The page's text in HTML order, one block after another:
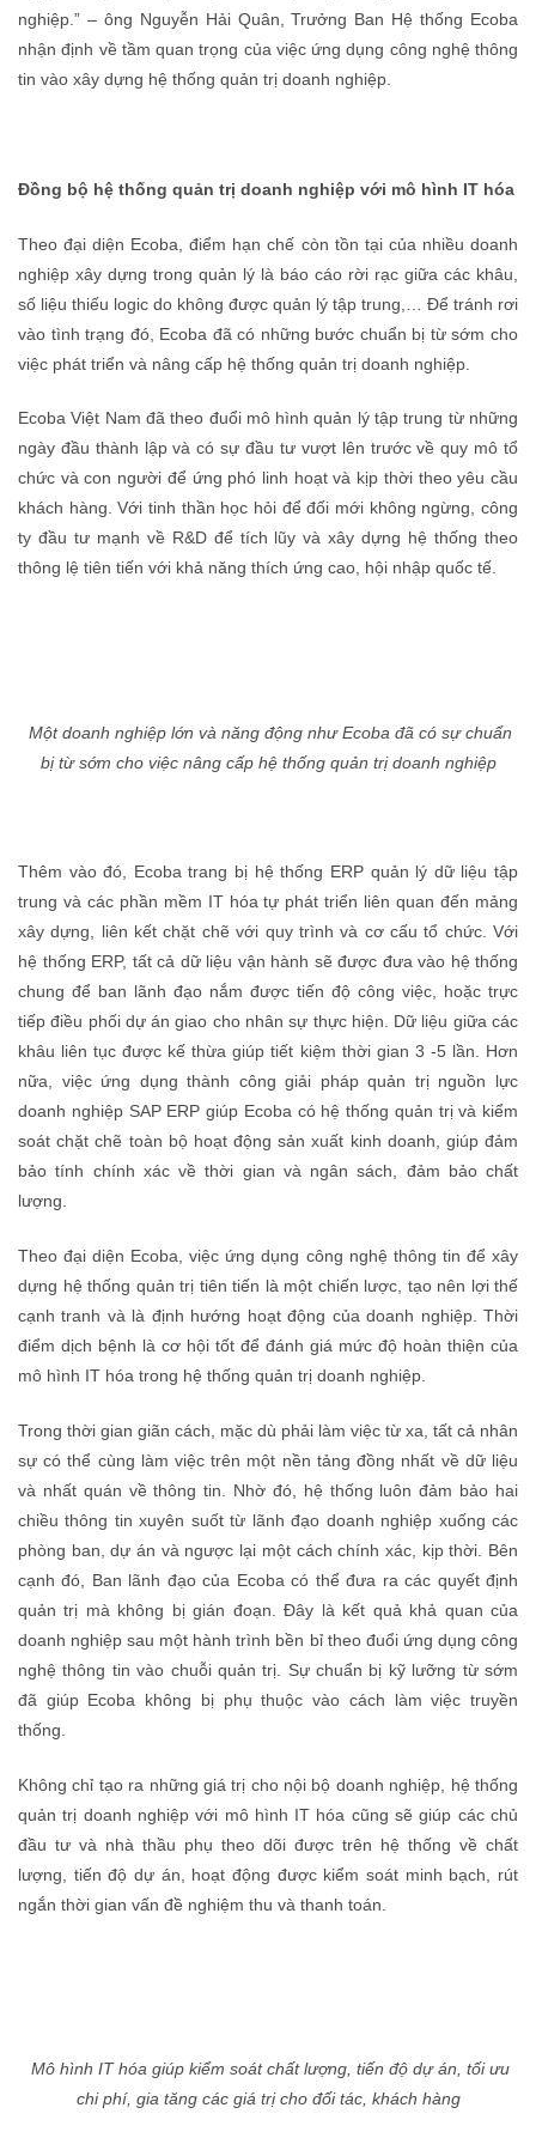
nghiệp.” – ông Nguyễn Hải Quân, Trưởng Ban Hệ thống Ecoba
nhận định về tầm quan trọng của việc ứng dụng công nghệ thông
tin vào xây dựng hệ thống quản trị doanh nghiệp.
Đồng bộ hệ thống quản trị doanh nghiệp với mô hình IT hóa
Theo đại diện Ecoba, điểm hạn chế còn tồn tại của nhiều doanh
nghiệp xây dựng trong quản lý là báo cáo rời rạc giữa các khâu,
số liệu thiếu logic do không được quản lý tập trung,… Để tránh rơi
vào tình trạng đó, Ecoba đã có những bước chuẩn bị từ sớm cho
việc phát triển và nâng cấp hệ thống quản trị doanh nghiệp.
Ecoba Việt Nam đã theo đuổi mô hình quản lý tập trung từ những
ngày đầu thành lập và có sự đầu tư vượt lên trước về quy mô tổ
chức và con người để ứng phó linh hoạt và kịp thời theo yêu cầu
khách hàng. Với tinh thần học hỏi để đối mới không ngừng, công
ty đầu tư mạnh về R&D để tích lũy và xây dựng hệ thống theo
thông lệ tiên tiến với khả năng thích ứng cao, hội nhập quốc tế.
Một doanh nghiệp lớn và năng động như Ecoba đã có sự chuẩn
bị từ sớm cho việc nâng cấp hệ thống quản trị doanh nghiệp
Thêm vào đó, Ecoba trang bị hệ thống ERP quản lý dữ liệu tập
trung và các phần mềm IT hóa tự phát triển liên quan đến mảng
xây dựng, liên kết chặt chẽ với quy trình và cơ cấu tổ chức. Với
hệ thống ERP, tất cả dữ liệu vận hành sẽ được đưa vào hệ thống
chung để ban lãnh đạo nắm được tiến độ công việc, hoặc trực
tiếp điều phối dự án giao cho nhân sự thực hiện. Dữ liệu giữa các
khâu liên tục được kế thừa giúp tiết kiệm thời gian 3 -5 lần. Hơn
nữa, việc ứng dụng thành công giải pháp quản trị nguồn lực
doanh nghiệp SAP ERP giúp Ecoba có hệ thống quản trị và kiểm
soát chặt chẽ toàn bộ hoạt động sản xuất kinh doanh, giúp đảm
bảo tính chính xác về thời gian và ngân sách, đảm bảo chất
lượng.
Theo đại diện Ecoba, việc ứng dụng công nghệ thông tin để xây
dựng hệ thống quản trị tiên tiến là một chiến lược, tạo nên lợi thế
cạnh tranh và là định hướng hoạt động của doanh nghiệp. Thời
điểm dịch bệnh là cơ hội tốt để đánh giá mức độ hoàn thiện của
mô hình IT hóa trong hệ thống quản trị doanh nghiệp.
Trong thời gian giãn cách, mặc dù phải làm việc từ xa, tất cả nhân
sự có thể cùng làm việc trên một nền tảng đồng nhất về dữ liệu
và nhất quán về thông tin. Nhờ đó, hệ thống luôn đảm bảo hai
chiều thông tin xuyên suốt từ lãnh đạo doanh nghiệp xuống các
phòng ban, dự án và ngược lại một cách chính xác, kịp thời. Bên
cạnh đó, Ban lãnh đạo của Ecoba có thể đưa ra các quyết định
quản trị mà không bị gián đoạn. Đây là kết quả khả quan của
doanh nghiệp sau một hành trình bền bỉ theo đuổi ứng dụng công
nghệ thông tin vào chuỗi quản trị. Sự chuẩn bị kỹ lưỡng từ sớm
đã giúp Ecoba không bị phụ thuộc vào cách làm việc truyền
thống.
Không chỉ tạo ra những giá trị cho nội bộ doanh nghiệp, hệ thống
quản trị doanh nghiệp với mô hình IT hóa cũng sẽ giúp các chủ
đầu tư và nhà thầu phụ theo dõi được trên hệ thống về chất
lượng, tiến độ dự án, hoạt động được kiểm soát minh bạch, rút
ngắn thời gian vấn đề nghiệm thu và thanh toán.
Mô hình IT hóa giúp kiểm soát chất lượng, tiến độ dự án, tối ưu
chi phí, gia tăng các giá trị cho đối tác, khách hàng